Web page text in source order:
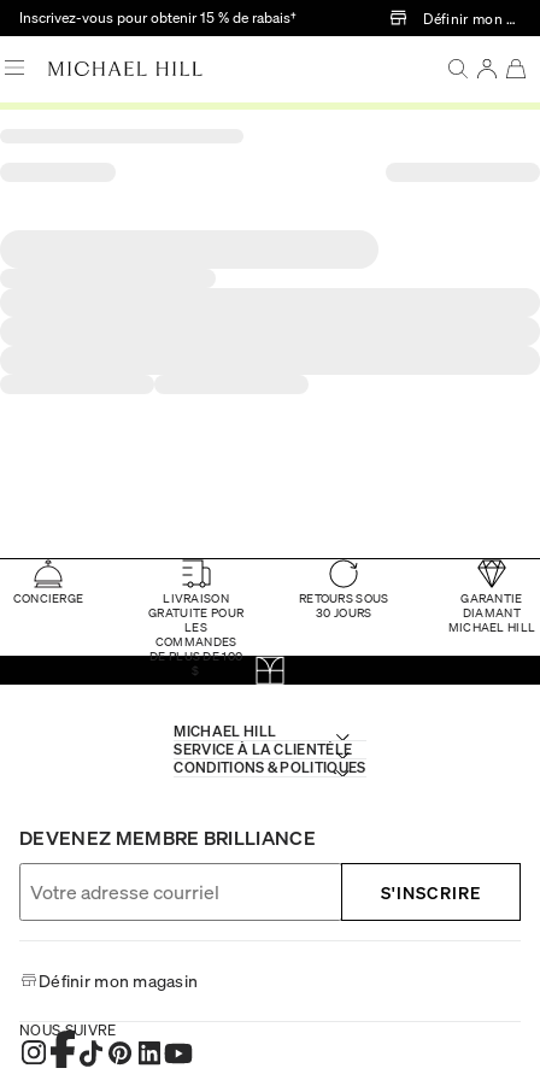
Passer au contenu principal
Inscrivez-vous pour obtenir 15 % de rabais† Définir mon
CONCIERGE
LIVRAISON
GRATUITE POUR
LES
COMMANDES
DE PLUS DE 100
$
RETOURS SOUS
30 JOURS
GARANTIE
DIAMANT
MICHAEL HILL
MICHAEL HILL
SERVICE À LA CLIENTÈLE
CONDITIONS & POLITIQUES
DEVENEZ MEMBRE BRILLIANCE
S'INSCRIRE
Définir mon magasin
NOUS SUIVRE